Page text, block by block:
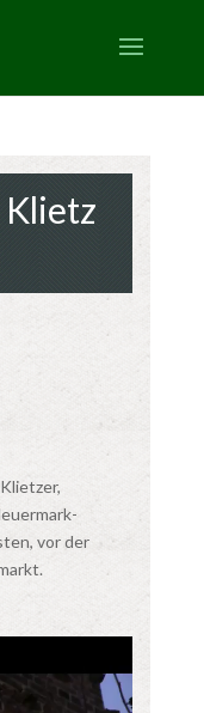
Klietz
vor der